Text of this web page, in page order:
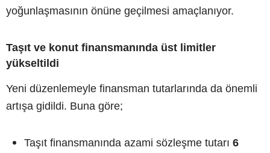
yoğunlaşmasının önüne geçilmesi amaçlanıyor.
Taşıt ve konut finansmanında üst limitler
yükseltildi
Yeni düzenlemeyle finansman tutarlarında da önemli
artışa gidildi. Buna göre;
Taşıt finansmanında azami sözleşme tutarı 6